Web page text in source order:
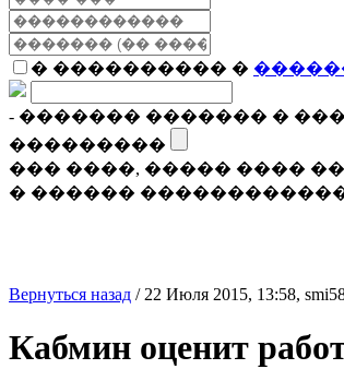
� ���������� �
- ������� ������� �
���������
��� ����, ����� ����
� ������
Вернуться назад / 22 Июля 2015, 13:58,
Кабмин оценит